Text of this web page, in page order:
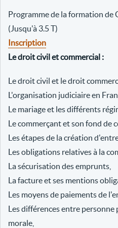
Programme de la formation de
(Jusqu'à 3.5 T)
Inscription
Le droit civil et commercial :
Le droit civil et le droit
L'organisation judiciaire en
Le mariage et les différents
Le commerçant et son fond de
Les étapes de la création
Les obligations relatives à la
La sécurisation des emprunts,
La facture et ses mentions
Les moyens de paiements de
Les différences entre
morale,